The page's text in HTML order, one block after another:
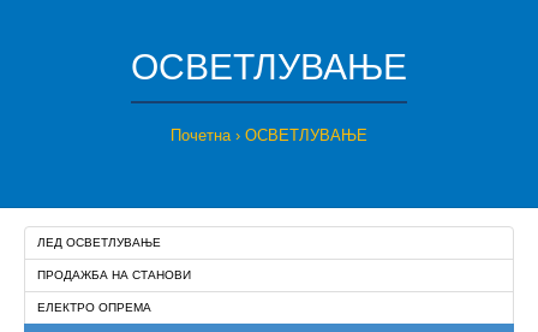
ОСВЕТЛУВАЊЕ
Почетна ОСВЕТЛУВАЊЕ
ЛЕД ОСВЕТЛУВАЊЕ
ПРОДАЖБА НА СТАНОВИ
ЕЛЕКТРО ОПРЕМА